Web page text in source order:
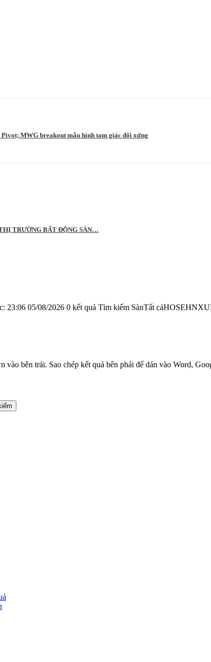
MWG breakout mẫu hình tam giác đối xứng
TRƯỜNG BẤT ĐỘNG SẢN…
05/08/2026 0 kết quả Tìm kiếm SànTất
bên trái. Sao chép kết quả bên phải để dán vào Word,